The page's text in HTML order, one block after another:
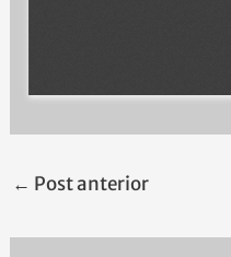
← Post anterior